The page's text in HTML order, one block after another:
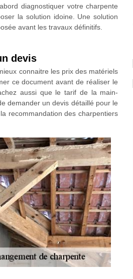
diagnostiquer votre charpente
la solution idoine. Une solution
avant les travaux définitifs.
devis
connaitre les prix des matériels
ce document avant de réaliser le
aussi que le tarif de la main-
demander un devis détaillé pour le
recommandation des charpentiers